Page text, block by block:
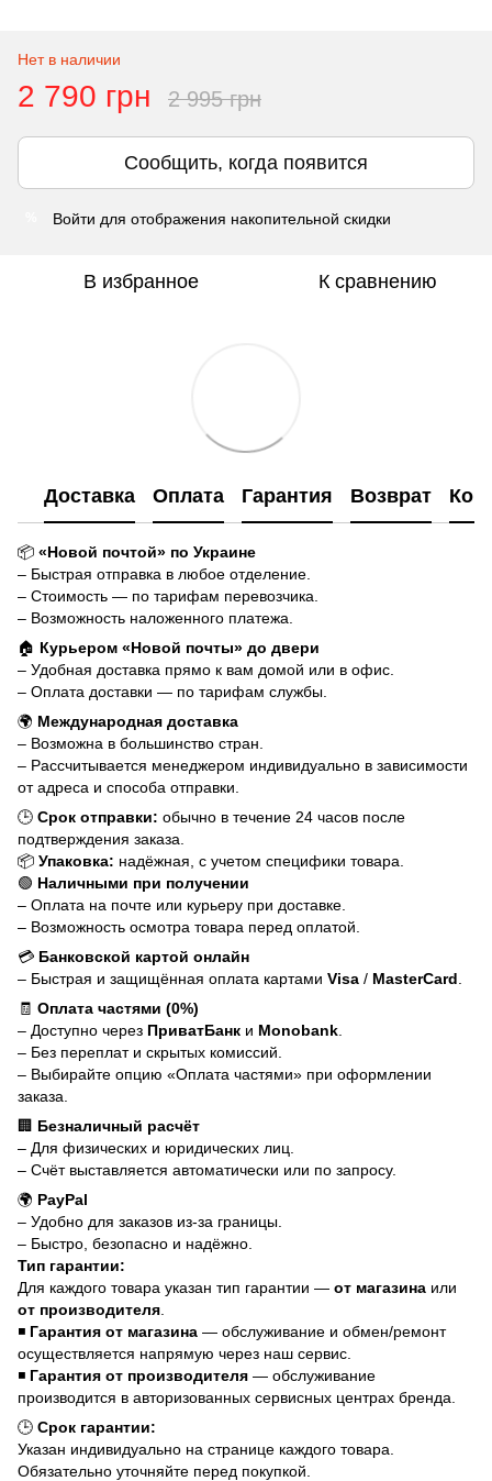
Нет в наличии
2 790 грн 2 995 грн
Сообщить, когда появится
Войти для отображения накопительной скидки
В избранное К сравнению
Доставка Оплата Гарантия Возврат
📦 «Новой почтой» по Украине
– Быстрая отправка в любое отделение.
– Стоимость — по тарифам перевозчика.
– Возможность наложенного платежа.
🏠 Курьером «Новой почты» до двери
– Удобная доставка прямо к вам домой или в офис.
– Оплата доставки — по тарифам службы.
🌍 Международная доставка
– Возможна в большинство стран.
– Рассчитывается менеджером индивидуально в зависимости
от адреса и способа отправки.
🕒 Срок отправки: обычно в течение 24 часов после
подтверждения заказа.
📦 Упаковка: надёжная, с учетом специфики товара.
🟢 Наличными при получении
– Оплата на почте или курьеру при доставке.
– Возможность осмотра товара перед оплатой.
💳 Банковской картой онлайн
– Быстрая и защищённая оплата картами Visa / MasterCard
🧾 Оплата частями (0%)
– Доступно через ПриватБанк и Monobank
– Без переплат и скрытых комиссий.
– Выбирайте опцию «Оплата частями» при оформлении
заказа.
🏢 Безналичный расчёт
– Для физических и юридических лиц.
– Счёт выставляется автоматически или по запросу.
🌍 PayPal
– Удобно для заказов из-за границы.
– Быстро, безопасно и надёжно.
Тип гарантии:
Для каждого товара указан тип гарантии — от магазина или
от производителя
◾ Гарантия от магазина — обслуживание и обмен/ремонт
осуществляется напрямую через наш сервис.
◾ Гарантия от производителя — обслуживание
производится в авторизованных сервисных центрах бренда.
🕒 Срок гарантии:
Указан индивидуально на странице каждого товара.
Обязательно уточняйте перед покупкой.